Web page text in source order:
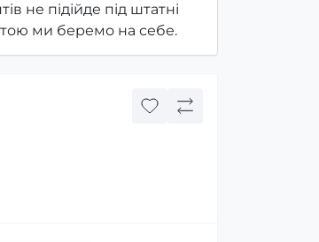
не підійде під штатні
ми беремо на себе.